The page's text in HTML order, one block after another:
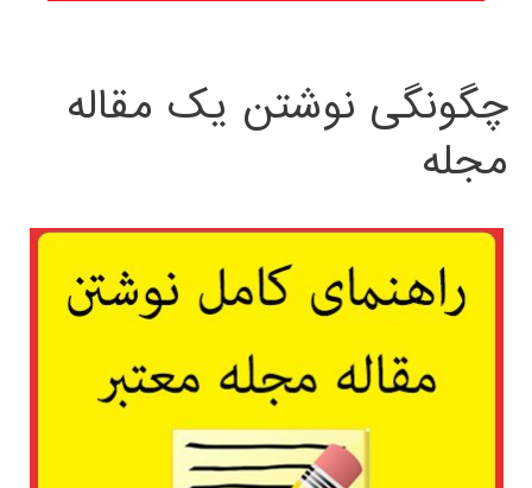
چگونگی نوشتن یک مقاله
مجله